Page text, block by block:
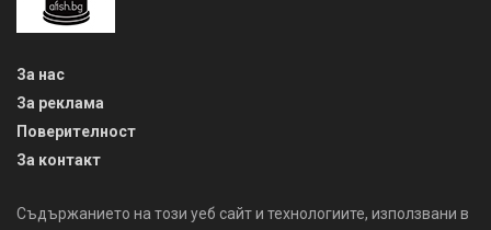
За нас
За реклама
Поверителност
За контакт
Съдържанието на този уеб сайт и технологиите, използвани в